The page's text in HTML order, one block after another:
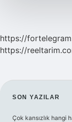
https://
https://
SON YAZILAR
Çok kansızlık hangi